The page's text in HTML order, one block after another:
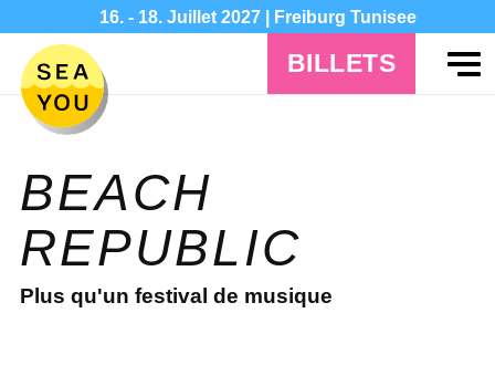
BILLETS
16. - 18. Juillet 2027 | Freiburg Tunisee
BEACH
REPUBLIC
Plus qu'un festival de musique